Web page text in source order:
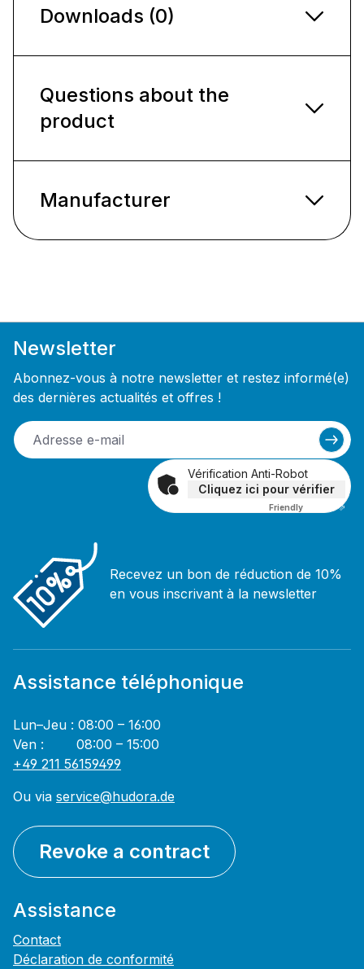
Downloads (0)
Questions about the
product
Manufacturer
Newsletter
Abonnez-vous à notre newsletter et restez informé(e)
des dernières actualités et offres !
Vérification Anti-Robot
Cliquez ici pour vérifier
Friendly Captcha ⇗
Recevez un bon de réduction de 10%
en vous inscrivant à la newsletter
Assistance téléphonique
Lun–Jeu : 08:00 – 16:00
Ven : 08:00 – 15:00
+49 211 56159499
Ou via service@hudora.de
Revoke a contract
Assistance
Contact
Déclaration de conformité